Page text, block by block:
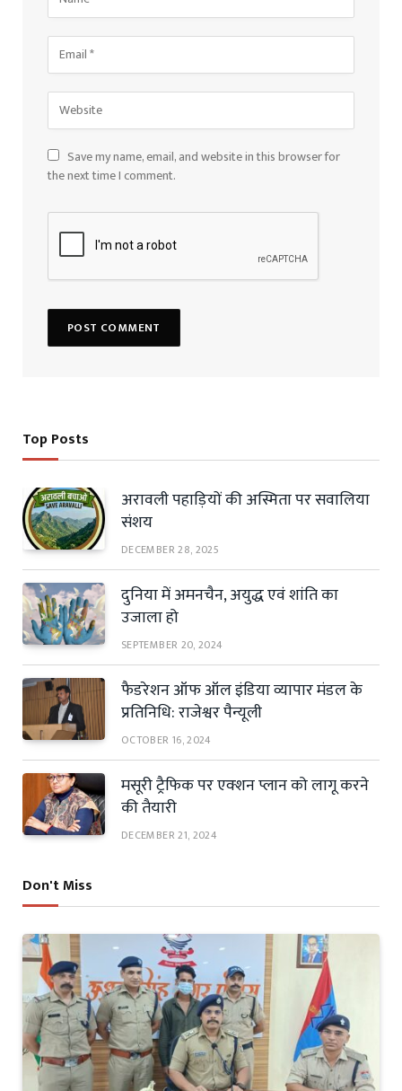
Save my name, email, and website in this browser for
the next time I comment.
Top Posts
अरावली पहाड़ियों की अस्मिता पर सवालिया
संशय
DECEMBER 28, 2025
दुनिया में अमनचैन, अयुद्ध एवं शांति का
उजाला हो
SEPTEMBER 20, 2024
फैडरेशन ऑफ ऑल इंडिया व्यापार मंडल के
प्रतिनिधि: राजेश्वर पैन्यूली
OCTOBER 16, 2024
मसूरी ट्रैफिक पर एक्शन प्लान को लागू करने
की तैयारी
DECEMBER 21, 2024
Don't Miss